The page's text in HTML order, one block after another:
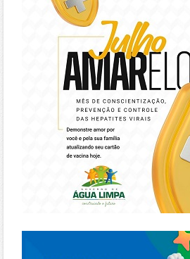
https://piracanjuba.go.gov.br/